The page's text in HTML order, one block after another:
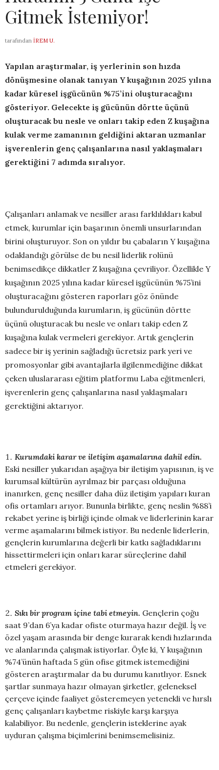
Gitmek İstemiyor!
tarafından İREM U.
Yapılan araştırmalar, iş yerlerinin son hızda
dönüşmesine olanak tanıyan Y kuşağının 2025 yılına
kadar küresel işgücünün %75’ini oluşturacağını
gösteriyor. Gelecekte iş gücünün dörtte üçünü
oluşturacak bu nesle ve onları takip eden Z kuşağına
kulak verme zamanının geldiğini aktaran uzmanlar
işverenlerin genç çalışanlarına nasıl yaklaşmaları
gerektiğini 7 adımda sıralıyor.
Çalışanları anlamak ve nesiller arası farklılıkları kabul
etmek, kurumlar için başarının önemli unsurlarından
birini oluşturuyor. Son on yıldır bu çabaların Y kuşağına
odaklandığı görülse de bu nesil liderlik rolünü
benimsedikçe dikkatler Z kuşağına çevriliyor. Özellikle Y
kuşağının 2025 yılına kadar küresel işgücünün %75’ini
oluşturacağını gösteren raporları göz önünde
bulundurulduğunda kurumların, iş gücünün dörtte
üçünü oluşturacak bu nesle ve onları takip eden Z
kuşağına kulak vermeleri gerekiyor. Artık gençlerin
sadece bir iş yerinin sağladığı ücretsiz park yeri ve
promosyonlar gibi avantajlarla ilgilenmediğine dikkat
çeken uluslararası eğitim platformu Laba eğitmenleri,
işverenlerin genç çalışanlarına nasıl yaklaşmaları
gerektiğini aktarıyor.
Kurumdaki karar ve iletişim aşamalarına dahil edin.
Eski nesiller yukarıdan aşağıya bir iletişim yapısının, iş ve
kurumsal kültürün ayrılmaz bir parçası olduğuna
inanırken, genç nesiller daha düz iletişim yapıları kuran
ofis ortamları arıyor. Bununla birlikte, genç neslin %88’i
rekabet yerine iş birliği içinde olmak ve liderlerinin karar
verme aşamalarını bilmek istiyor. Bu nedenle liderlerin,
gençlerin kurumlarına değerli bir katkı sağladıklarını
hissettirmeleri için onları karar süreçlerine dahil
etmeleri gerekiyor.
Sıkı bir program içine tabi etmeyin. Gençlerin çoğu
saat 9’dan 6’ya kadar ofiste oturmaya hazır değil. İş ve
özel yaşam arasında bir denge kurarak kendi hızlarında
ve alanlarında çalışmak istiyorlar. Öyle ki, Y kuşağının
%74’ünün haftada 5 gün ofise gitmek istemediğini
gösteren araştırmalar da bu durumu kanıtlıyor. Esnek
şartlar sunmaya hazır olmayan şirketler, geleneksel
çerçeve içinde faaliyet gösteremeyen yetenekli ve hırslı
genç çalışanları kaybetme riskiyle karşı karşıya
kalabiliyor. Bu nedenle, gençlerin isteklerine ayak
uyduran çalışma biçimlerini benimsemelisiniz.